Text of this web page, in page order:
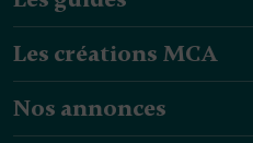
Les créations MCA
Nos annonces